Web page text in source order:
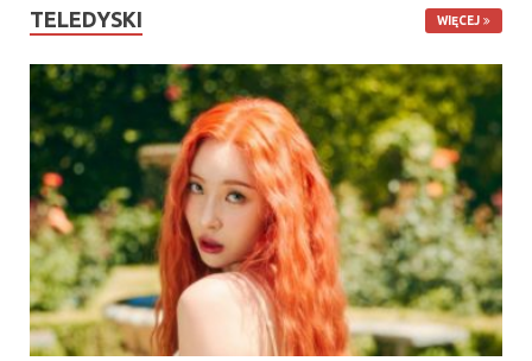
TELEDYSKI WIĘCEJ